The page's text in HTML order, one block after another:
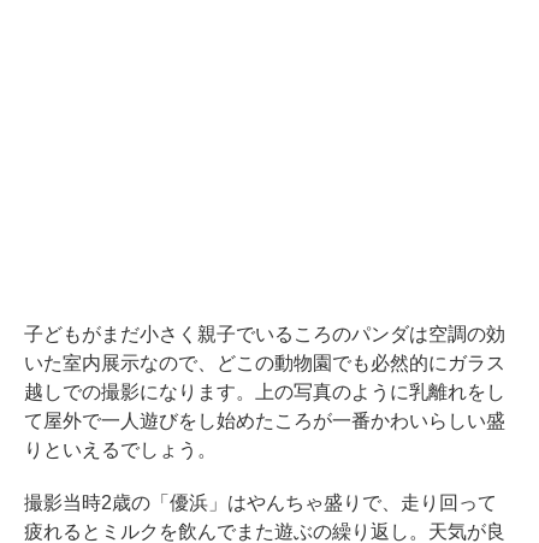
子どもがまだ小さく親子でいるころのパンダは空調の効
いた室内展示なので、どこの動物園でも必然的にガラス
越しでの撮影になります。上の写真のように乳離れをし
て屋外で一人遊びをし始めたころが一番かわいらしい盛
りといえるでしょう。
撮影当時2歳の「優浜」はやんちゃ盛りで、走り回って
疲れるとミルクを飲んでまた遊ぶの繰り返し。天気が良